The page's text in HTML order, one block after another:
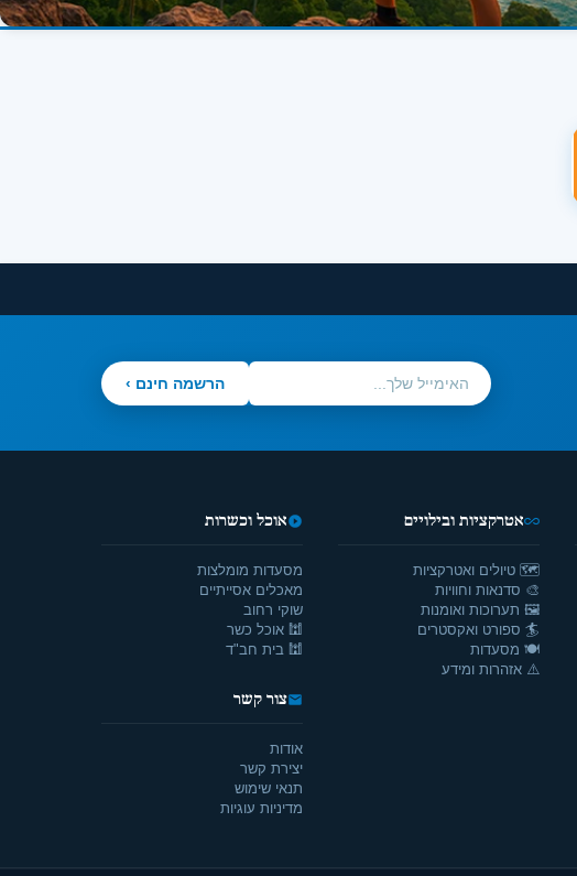
הרשמה חינם ›
אטרקציות ובילויים
🗺️ טיולים ואטרקציות
🎨 סדנאות וחוויות
🖼️ תערוכות ואומנות
🏄 ספורט ואקסטרים
🍽️ מסעדות
⚠️ אזהרות ומידע
אוכל וכשרות
מסעדות מומלצות
מאכלים אסייתיים
שוקי רחוב
🕍 אוכל כשר
🕍 בית חב"ד
צור קשר
אודות
יצירת קשר
תנאי שימוש
מדיניות עוגיות